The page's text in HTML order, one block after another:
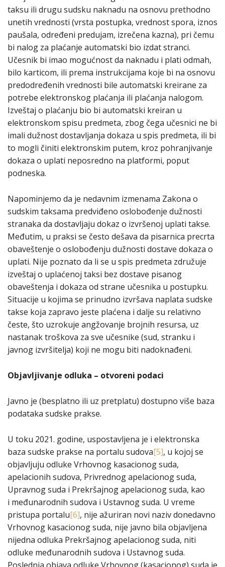
taksu ili drugu sudsku naknadu na osnovu prethodno
unetih vrednosti (vrsta postupka, vrednost spora, iznos
paušala, određeni predujam, izrečena kazna), pri čemu
bi nalog za plaćanje automatski bio izdat stranci.
Učesnik bi imao mogućnost da naknadu i plati odmah,
bilo karticom, ili prema instrukcijama koje bi na osnovu
predodređenih vrednosti bile automatski kreirane za
potrebe elektronskog plaćanja ili plaćanja nalogom.
Izveštaj o plaćanju bio bi automatski kreiran u
elektronskom spisu predmeta, zbog čega učesnici ne bi
imali dužnost dostavljanja dokaza u spis predmeta, ili bi
to mogli činiti elektronskim putem, kroz pohranjivanje
dokaza o uplati neposredno na platformi, poput
podneska.
Napominjemo da je nedavnim izmenama Zakona o
sudskim taksama predviđeno oslobođenje dužnosti
stranaka da dostavljaju dokaz o izvršenoj uplati takse.
Međutim, u praksi se često dešava da pisarnica precrta
obaveštenje o oslobođenju dužnosti dostave dokaza o
uplati. Nije poznato da li se u spis predmeta združuje
izveštaj o uplaćenoj taksi bez dostave pisanog
obaveštenja i dokaza od strane učesnika u postupku.
Situacije u kojima se prinudno izvršava naplata sudske
takse koja zapravo jeste plaćena i dalje su relativno
česte, što uzrokuje angžovanje brojnih resursa, uz
nastanak troškova za sve učesnike (sud, stranku i
javnog izvršitelja) koji ne mogu biti nadoknađeni.
Objavljivanje odluka – otvoreni podaci
Javno je (besplatno ili uz pretplatu) dostupno više baza
podataka sudske prakse.
U toku 2021. godine, uspostavljena je i elektronska
baza sudske prakse na portalu sudova[5], u kojoj se
objavljuju odluke Vrhovnog kasacionog suda,
apelacionih sudova, Privrednog apelacionog suda,
Upravnog suda i Prekršajnog apelacionog suda, kao
i međunarodnih sudova i Ustavnog suda. U vreme
pristupa portalu[6], nije ažuriran novi naziv donedavno
Vrhovnog kasacionog suda, nije javno bila objavljena
nijedna odluka Prekršajnog apelacionog suda, niti
odluke međunarodnih sudova i Ustavnog suda.